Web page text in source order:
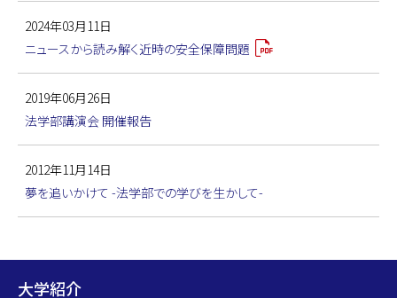
2024年03月11日
ニュースから読み解く近時の安全保障問題
2019年06月26日
法学部講演会 開催報告
2012年11月14日
夢を追いかけて -法学部での学びを生かして-
大学紹介